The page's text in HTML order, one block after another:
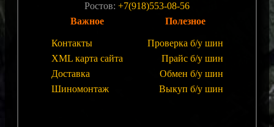
Ростов: +7(918)553-08-56
Важное
Контакты
XML карта сайта
Доставка
Шиномонтаж
Полезное
Проверка б/у шин
Прайс б/у шин
Обмен б/у шин
Выкуп б/у шин